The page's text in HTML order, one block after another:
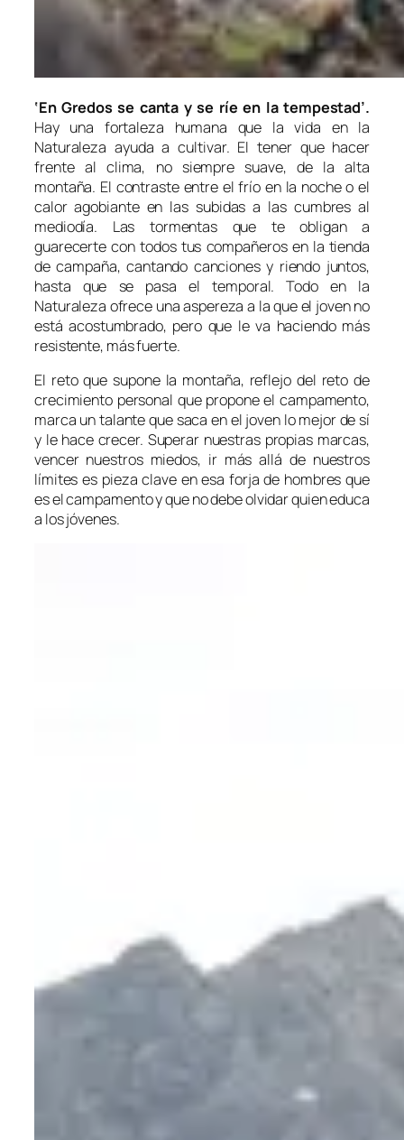
‘En Gredos se canta y se ríe en la tempestad’.
Hay una fortaleza humana que la vida en la
Naturaleza ayuda a cultivar. El tener que hacer
frente al clima, no siempre suave, de la alta
montaña. El contraste entre el frío en la noche o el
calor agobiante en las subidas a las cumbres al
mediodía. Las tormentas que te obligan a
guarecerte con todos tus compañeros en la tienda
de campaña, cantando canciones y riendo juntos,
hasta que se pasa el temporal. Todo en la
Naturaleza ofrece una aspereza a la que el joven no
está acostumbrado, pero que le va haciendo más
resistente, más fuerte.
El reto que supone la montaña, reflejo del reto de
crecimiento personal que propone el campamento,
marca un talante que saca en el joven lo mejor de sí
y le hace crecer. Superar nuestras propias marcas,
vencer nuestros miedos, ir más allá de nuestros
límites es pieza clave en esa forja de hombres que
es el campamento y que no debe olvidar quien educa
a los jóvenes.